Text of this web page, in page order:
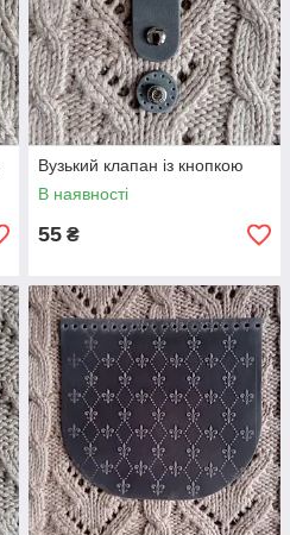
Вузький клапан із кнопкою
В наявності
55 ₴